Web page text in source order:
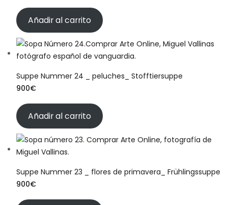
Añadir al carrito
Suppe Nummer 24 _ peluches_ Stofftiersuppe
900€
Añadir al carrito
Suppe Nummer 23 _ flores de primavera_ Frühlingssuppe
900€